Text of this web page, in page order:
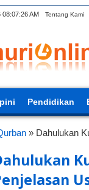
08:07:27 AM Tentang Kami
Pendidikan
» Dahulukan